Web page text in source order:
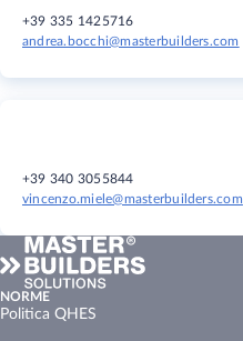
+39 335 1425716
andrea.bocchi@masterbuilders.com
+39 340 3055844
vincenzo.miele@masterbuilders.com
NORME
Politica QHES